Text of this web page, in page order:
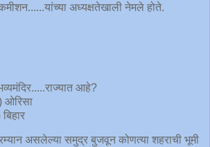
अध्यक्षतेखाली नेमले होते.
आहे?
असलेल्या समुद्र बुजवून कोणत्या शहराची भूमी